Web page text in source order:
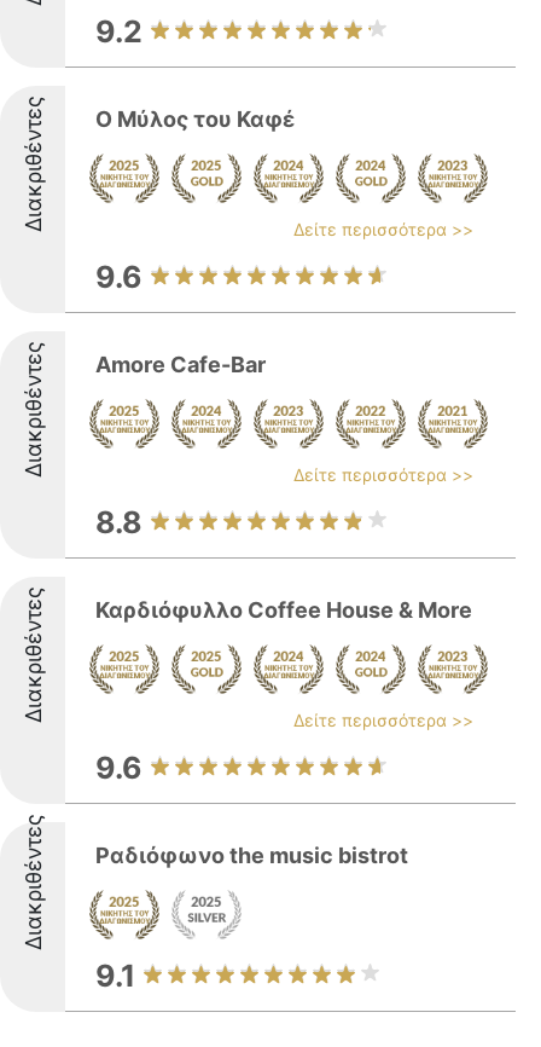
9.2
Διακριθέντες Ο Μύλος του Καφέ
Δείτε περισσότερα >>
9.6
Διακριθέντες Amore Cafe-Bar
Δείτε περισσότερα >>
8.8
Διακριθέντες Καρδιόφυλλο Coffee House & More
Δείτε περισσότερα >>
9.6
Διακριθέντες Ραδιόφωνο the music bistrot
9.1